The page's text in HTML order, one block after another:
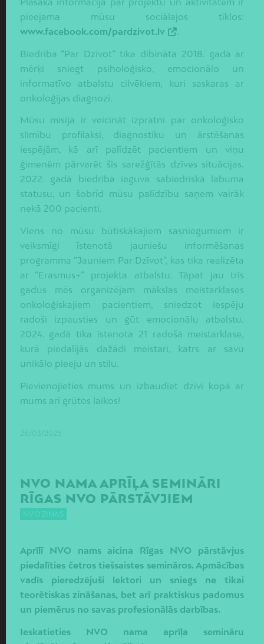
pieejama mūsu sociālajos tīklos:
www.facebook.com/pardzivot.lv
.
Biedrība “Par Dzīvot” tika dibināta 2018. gadā ar
mērķi sniegt psiholoģisko, emocionālo un
informatīvo atbalstu cilvēkiem, kuri saskaras ar
onkoloģijas diagnozi.
Mūsu misija ir veicināt izpratni par onkoloģisko
slimību profilaksi, diagnostiku un ārstēšanas
iespējām, kā arī palīdzēt pacientiem un viņu
ģimenēm pārvarēt šīs sarežģītās dzīves situācijas.
2022. gadā biedrība ieguva sabiedriskā labuma
statusu, un šobrīd mūsu palīdzību saņem vairāk
nekā 200 pacienti.
Viens no mūsu būtiskākajiem sasniegumiem ir
veiksmīgi īstenotā jauniešu informēšanas
programma “Jauniem Par Dzīvot”, kas tika realizēta
ar “Erasmus+” projekta atbalstu. Tāpat jau trīs
gadus mēs organizējam mākslas meistarklases
onkoloģiskajiem pacientiem, sniedzot iespēju
radoši izpausties un gūt emocionālu atbalstu.
2024. gadā tika īstenota 21 radošā meistarklase,
kurā piedalījās dažādi meistari, katrs ar savu
unikālo pieeju un stilu.
Pievienojieties mums un izbaudiet dzīvi kopā ar
mums arī grūtos laikos!
NVO NAMA APRĪĻA SEMINĀRI
RĪGAS NVO PĀRSTĀVJIEM
NVO ZIŅAS
Aprīlī NVO nams aicina Rīgas NVO pārstāvjus
piedalīties četros tiešsaistes semināros. Apmācības
vadīs pieredzējuši lektori un sniegs ne tikai
teorētiskas zināšanas, bet arī praktiskus padomus
un piemērus no savas profesionālās darbības.
Ieskatieties NVO nama aprīļa semināru